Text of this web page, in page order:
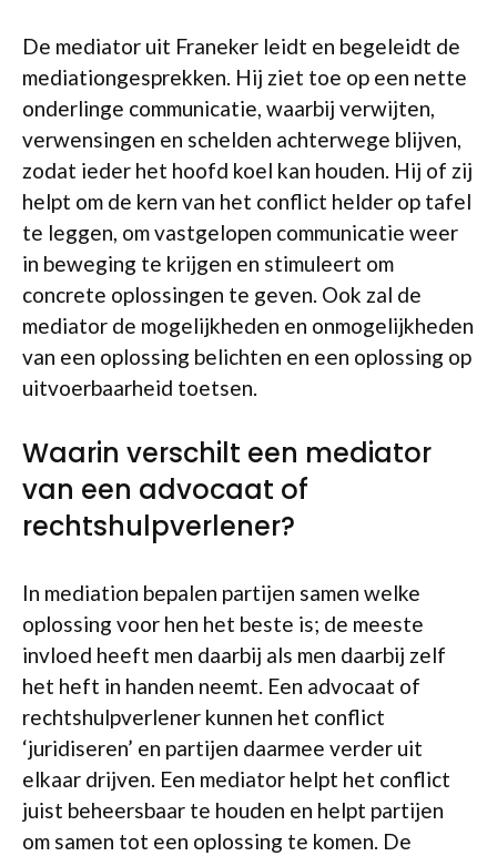
De mediator uit Franeker leidt en begeleidt de
mediationgesprekken. Hij ziet toe op een nette
onderlinge communicatie, waarbij verwijten,
verwensingen en schelden achterwege blijven,
zodat ieder het hoofd koel kan houden. Hij of zij
helpt om de kern van het conflict helder op tafel
te leggen, om vastgelopen communicatie weer
in beweging te krijgen en stimuleert om
concrete oplossingen te geven. Ook zal de
mediator de mogelijkheden en onmogelijkheden
van een oplossing belichten en een oplossing op
uitvoerbaarheid toetsen.
Waarin verschilt een mediator
van een advocaat of
rechtshulpverlener?
In mediation bepalen partijen samen welke
oplossing voor hen het beste is; de meeste
invloed heeft men daarbij als men daarbij zelf
het heft in handen neemt. Een advocaat of
rechtshulpverlener kunnen het conflict
‘juridiseren’ en partijen daarmee verder uit
elkaar drijven. Een mediator helpt het conflict
juist beheersbaar te houden en helpt partijen
om samen tot een oplossing te komen. De